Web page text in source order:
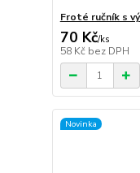
Froté ručník s
70 Kč/ks
58 Kč bez DPH
Novinka